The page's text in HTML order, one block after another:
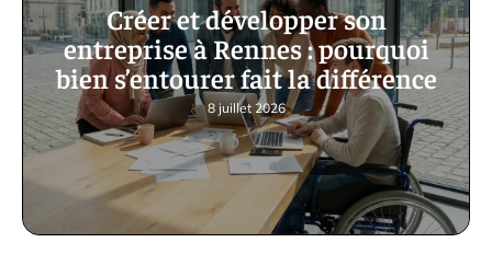
Créer et développer son
entreprise à Rennes : pourquoi
bien s’entourer fait la différence
8 juillet 2026